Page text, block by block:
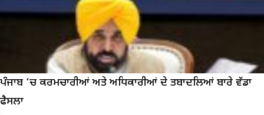
ਪੰਜਾਬ ‘ਚ ਕਰਮਚਾਰੀਆਂ ਅਤੇ ਅਧਿਕਾਰੀਆਂ ਦੇ ਤਬਾਦਲਿਆਂ ਬਾਰੇ ਵੱਡਾ
ਫੈਸਲਾ